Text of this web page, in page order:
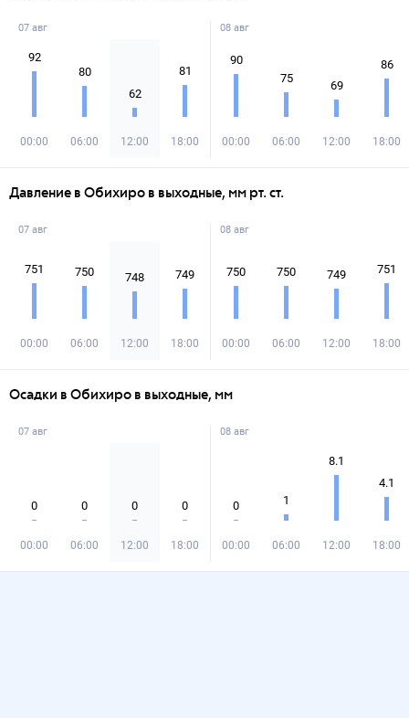
07 авг
92
00:00
80
06:00
62
12:00
81
18:00
08 авг
90
00:00
75
06:00
69
12:00
86
18:00
Давление в Обихиро в выходные, мм рт. ст.
07 авг
751
00:00
750
06:00
748
12:00
749
18:00
08 авг
750
00:00
750
06:00
749
12:00
751
18:00
Осадки в Обихиро в выходные, мм
07 авг
0
00:00
0
06:00
0
12:00
0
18:00
08 авг
0
00:00
1
06:00
8.1
12:00
4.1
18:00